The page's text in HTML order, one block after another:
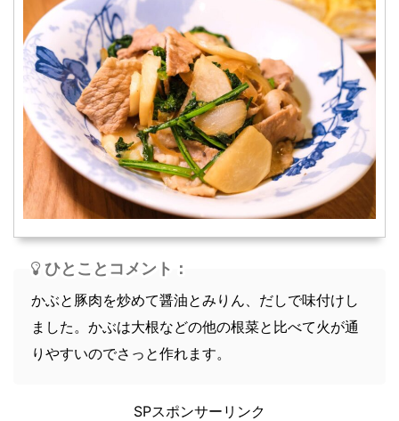
めん類
スイーツ
スープ
軽食
ひとことコメント：
かぶと豚肉を炒めて醤油とみりん、だしで味付けし
ました。かぶは大根などの他の根菜と比べて火が通
りやすいのでさっと作れます。
SPスポンサーリンク